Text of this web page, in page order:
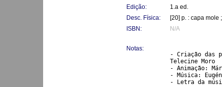
Edição:
1.a ed.
Desc. Física:
[20] p. : capa mole
ISBN:
N/A
Notas:
- Criação das
Telecine Moro
- Animação:
- Música:
- Letra da